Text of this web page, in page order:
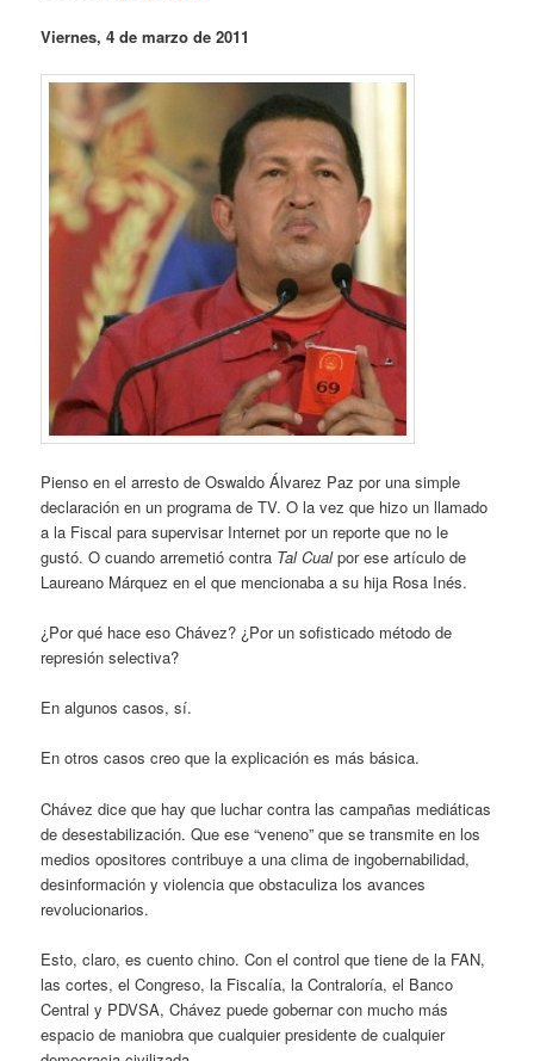
Viernes, 4 de marzo de 2011
Pienso en el arresto de Oswaldo Álvarez Paz por una simple
declaración en un programa de TV. O la vez que hizo un llamado
a la Fiscal para supervisar Internet por un reporte que no le
gustó. O cuando arremetió contra Tal Cualpor ese artículo de
Laureano Márquez en el que mencionaba a su hija Rosa Inés.
¿Por qué hace eso Chávez? ¿Por un sofisticado método de
represión selectiva?
En algunos casos, sí.
En otros casos creo que la explicación es más básica.
Chávez dice que hay que luchar contra las campañas mediáticas
de desestabilización. Que ese “veneno” que se transmite en los
medios opositores contribuye a una clima de ingobernabilidad,
desinformación y violencia que obstaculiza los avances
revolucionarios.
Esto, claro, es cuento chino. Con el control que tiene de la FAN,
las cortes, el Congreso, la Fiscalía, la Contraloría, el Banco
Central y PDVSA, Chávez puede gobernar con mucho más
espacio de maniobra que cualquier presidente de cualquier